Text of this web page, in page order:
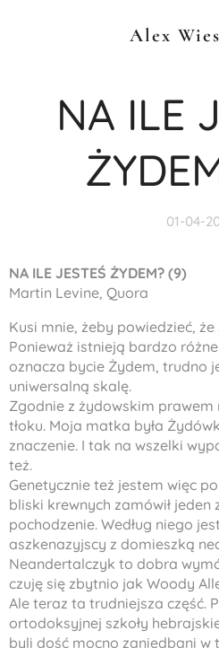
Alex
NA ILE
01-04-
NA ILE JESTEŚ ŻYDEM? (9)
Martin Levine, Quora
Kusi mnie, żeby powiedzieć,
Ponieważ istnieją bardzo
oznacza bycie Żydem, trudno
uniwersalną skalę.
Zgodnie z żydowskim
tłoku. Moja matka była
znaczenie. I tak na wszelki
też.
Genetycznie też jestem więc
bliski krewnych zamówił jeden
pochodzenie. Według niego
aszkenazyjscy z domieszką
Neandertalczyk to dobra
czuję się zbytnio jak Woody
Ale teraz ta trudniejsza część.
ortodoksyjnej szkoły
byli dość mocno zaniedbani w